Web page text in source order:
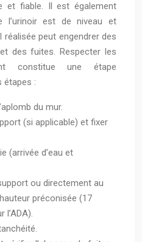
et fiable. Il est également
l’urinoir est de niveau et
réalisée peut engendrer des
des fuites. Respecter les
constitue une étape
étapes :
du mur.
(si applicable) et fixer
(arrivée d’eau et
ou directement au
préconisée (17
l’ADA).